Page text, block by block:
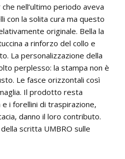
nell’ultimo periodo aveva
con la solita cura ma questo
originale. Bella la
a rinforzo del collo e
La personalizzazione della
perplesso: la stampa non è
Le fasce orizzontali così
Il prodotto resta
i forellini di traspirazione,
danno il loro contributo.
scritta UMBRO sulle